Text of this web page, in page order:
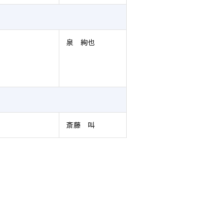
泉 絢也
斎藤 叫